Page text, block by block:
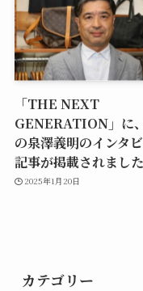
「THE NEXT
GENERATION」に
の泉澤義明のインタ
記事が掲載されました
2025年1月20日
カテゴリー